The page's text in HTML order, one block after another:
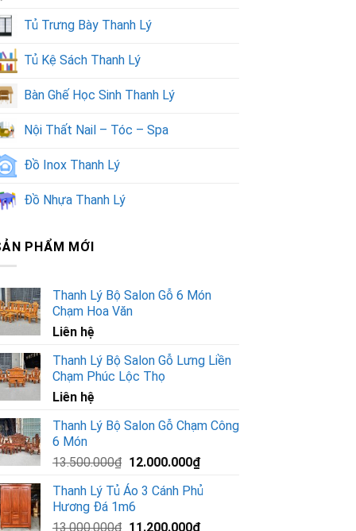
Tủ Trưng Bày Thanh Lý
Tủ Kệ Sách Thanh Lý
Bàn Ghế Học Sinh Thanh Lý
Nội Thất Nail – Tóc – Spa
Đồ Inox Thanh Lý
Đồ Nhựa Thanh Lý
PHẨM MỚI
Thanh Lý Bộ Salon Gỗ 6 Món
Chạm Hoa Văn
Liên hệ
Thanh Lý Bộ Salon Gỗ Lưng Liền
Chạm Phúc Lộc Thọ
Liên hệ
Thanh Lý Bộ Salon Gỗ Chạm Công
6 Món
13.500.000₫ Giá
là:
13.500.000₫.
12.000.000₫Giá
tại
Thanh Lý Tủ Áo 3 Cánh Phủ
Hương Đá 1m6
13.000.000₫ Giá
11.200.000₫Giá